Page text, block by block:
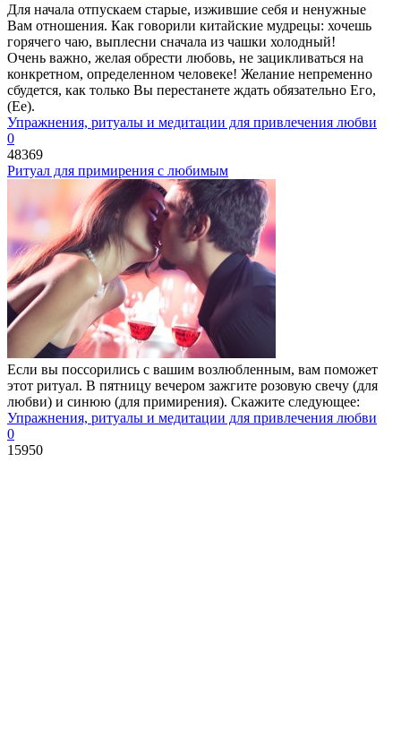
Для начала отпускаем старые, изжившие себя и ненужные
Вам отношения. Как говорили китайские мудрецы: хочешь
горячего чаю, выплесни сначала из чашки холодный!
Очень важно, желая обрести любовь, не зацикливаться на
конкретном, определенном человеке! Желание непременно
сбудется, как только Вы перестанете ждать обязательно Его,
(Ее).
Упражнения, ритуалы и медитации для привлечения любви
0
48369
Ритуал для примирения с любимым
Если вы поссорились с вашим возлюбленным, вам поможет
этот ритуал. В пятницу вечером зажгите розовую свечу (для
любви) и синюю (для примирения). Скажите следующее:
Упражнения, ритуалы и медитации для привлечения любви
0
15950